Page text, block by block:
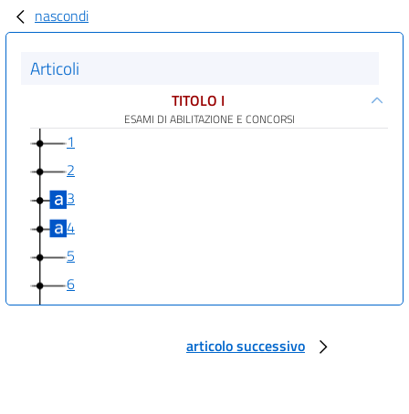
nascondi
Articoli
TITOLO I
ESAMI DI ABILITAZIONE E CONCORSI
1
2
3
4
5
6
7
articolo successivo